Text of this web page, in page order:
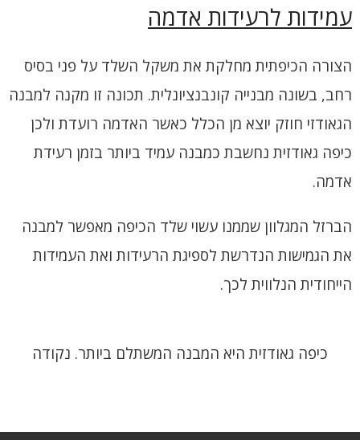
עמידות לרעידות אדמה
הצורה הכיפתית מחלקת את משקל השלד על פני בסיס
רחב, בשונה מבנייה קונבנציונלית. תכונה זו מקנה למבנה
הגאודזי חוזק יוצא מן הכלל כאשר האדמה רועדת ולכן
כיפה גאודזית נחשבת כמבנה עמיד ביותר בזמן רעידת
אדמה.
הברזל המגלוון שממנו עשוי שלד הכיפה מאפשר למבנה
את הגמישות הנדרשת לספיגת הרעידות ואת העמידות
הייחודית הנלווית לכך.
כיפה גאודזית היא המבנה המשתלם ביותר. נקודה